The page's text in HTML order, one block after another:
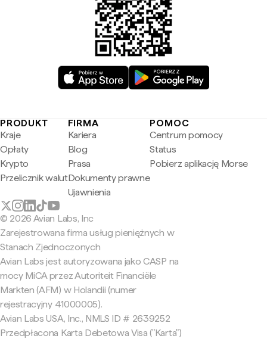
PRODUKT
Kraje
Opłaty
Krypto
Przelicznik walut
FIRMA
Kariera
Blog
Prasa
Dokumenty prawne
Ujawnienia
POMOC
Centrum pomocy
Status
Pobierz aplikację Morse
© 2026 Avian Labs, Inc
Zarejestrowana firma usług pieniężnych w
Stanach Zjednoczonych
Avian Labs jest autoryzowana jako CASP na
mocy MiCA przez Autoriteit Financiële
Markten (AFM) w Holandii (numer
rejestracyjny 41000005).
Avian Labs USA, Inc., NMLS ID # 2639252
Przedpłacona Karta Debetowa Visa ("Karta")